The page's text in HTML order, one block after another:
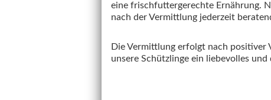
eine frischfuttergerechte Ernährung.
nach der Vermittlung jederzeit
Die Vermittlung erfolgt nach
unsere Schützlinge ein liebevolles